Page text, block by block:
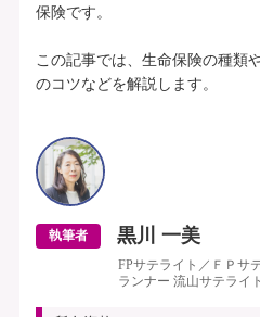
保険です。
この記事では、生命保険の種類
のコツなどを解説します。
執筆者 黒川 一美
FPサテライト／ＦＰサ
ランナー 流山サテライ